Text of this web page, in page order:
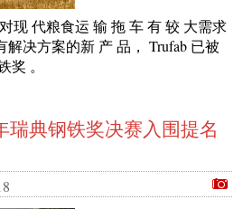
现 代粮食运 输 拖 车 有 较 大需求
决方案的新 产 品， Trufab 已被
奖 。
典钢铁奖决赛入围提名